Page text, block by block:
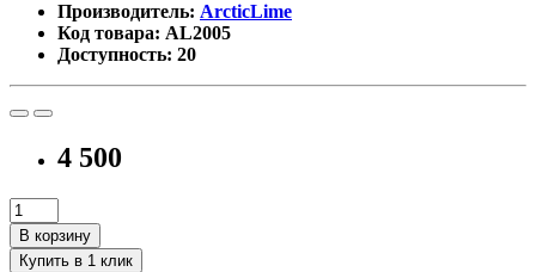
Производитель: ArctiсLime
Код товара: AL2005
Доступность: 20
4 500
В корзину
Купить в 1 клик